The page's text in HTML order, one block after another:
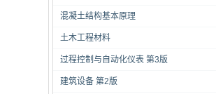
混凝土结构基本原理
土木工程材料
过程控制与自动化仪表 第3版
建筑设备 第2版